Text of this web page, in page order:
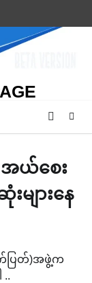
ယ်စေး
ျားနေ
ပြတ်)အဖွဲ့က
..